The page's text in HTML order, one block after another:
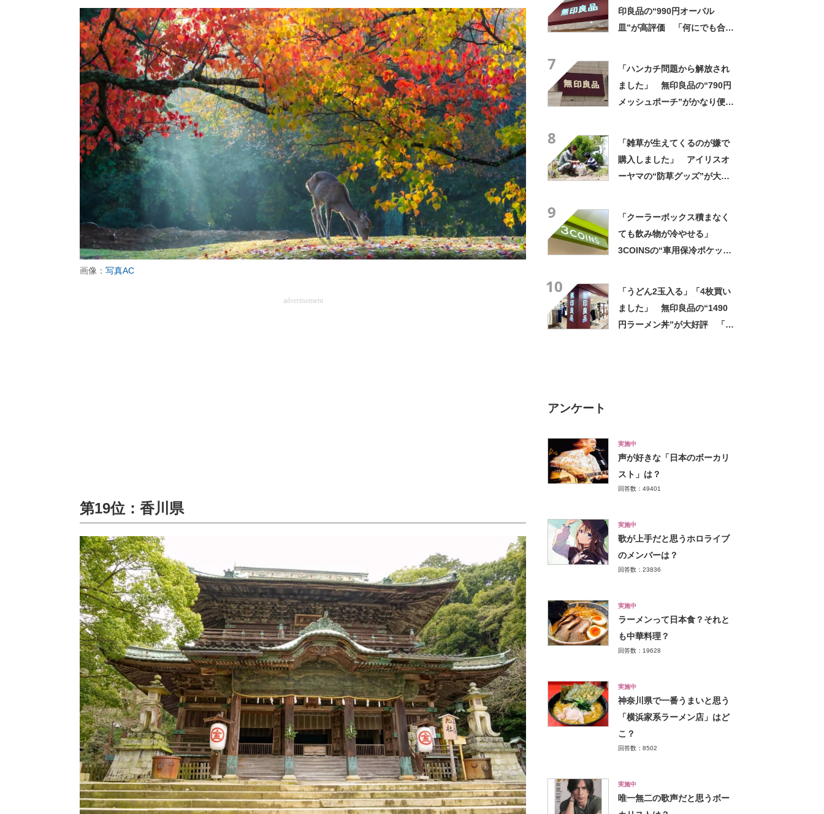
画像： 写真AC
advertisement
第19位：香川県
印良品の“990円オーバル
皿”が高評価 「何にでも合
7
「ハンカチ問題から解放され
ました」 無印良品の“790円
メッシュポーチ”がかなり便
8
「雑草が生えてくるのが嫌で
購入しました」 アイリスオ
ーヤマの“防草グッズ”が大人
9
「クーラーボックス積まなく
ても飲み物が冷やせる」
3COINSの“車用保冷ポケッ
10
「うどん2玉入る」「4枚買い
ました」 無印良品の“1490
円ラーメン丼”が大好評 「適
アンケート
実施中
声が好きな「日本のボーカリ
スト」は？
回答数：49401
実施中
歌が上手だと思うホロライブ
のメンバーは？
回答数：23836
実施中
ラーメンって日本食？それと
も中華料理？
回答数：19628
実施中
神奈川県で一番うまいと思う
「横浜家系ラーメン店」はど
こ？
回答数：8502
実施中
唯一無二の歌声だと思うボー